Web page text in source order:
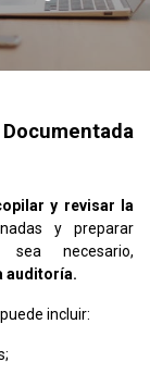
y revisar la
y preparar
necesario,
auditoría.
incluir: